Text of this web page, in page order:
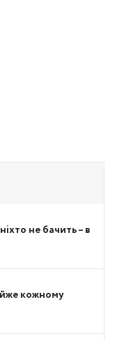
не бачить – в
кожному